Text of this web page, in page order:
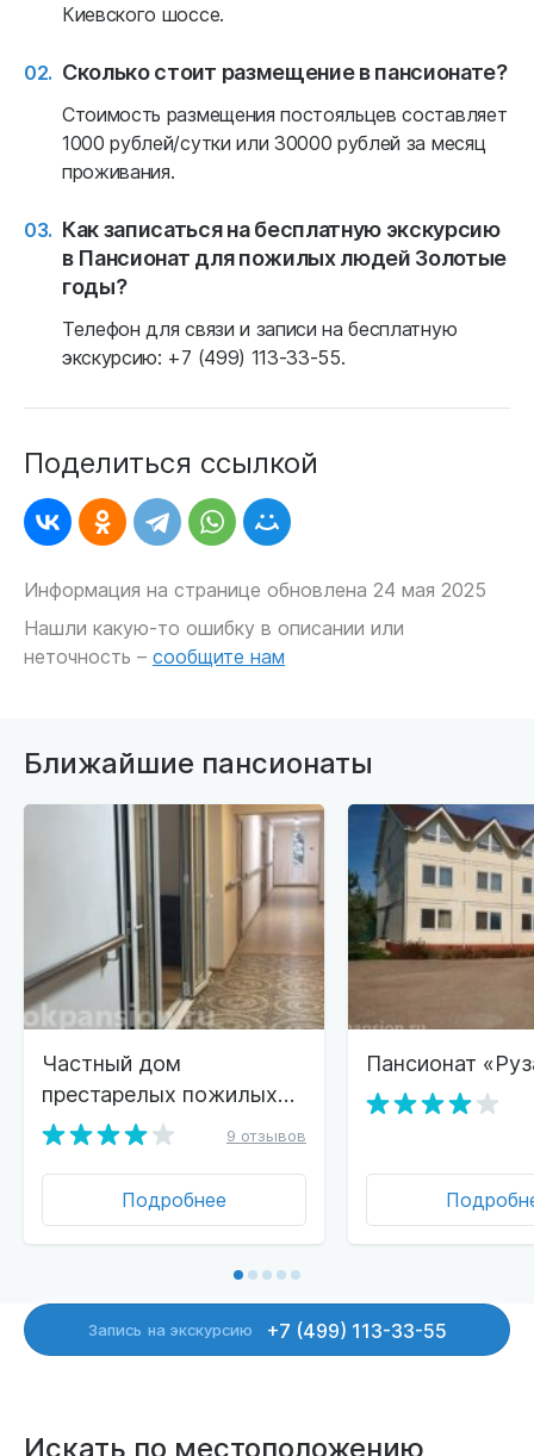
Киевского шоссе.
Сколько стоит размещение в пансионате?
Стоимость размещения постояльцев составляет
1000 рублей/сутки или 30000 рублей за месяц
проживания.
Как записаться на бесплатную экскурсию
в Пансионат для пожилых людей Золотые
годы?
Телефон для связи и записи на бесплатную
экскурсию: +7 (499) 113-33-55.
Поделиться ссылкой
Информация на странице обновлена 24 мая 2025
Нашли какую-то ошибку в описании или
неточность – сообщите нам
Ближайшие пансионаты
Частный дом
престарелых пожилых
«Берёзка»
9 отзывов
Подробнее
Пансионат
Запись на экскурсию +7 (499) 113-33-55
Искать по местоположению